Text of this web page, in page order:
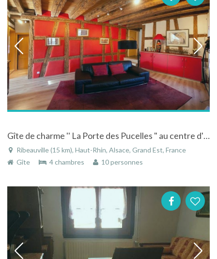
Gîte de charme '' La Porte des Pucelles " au centre d'un village historique
Ribeauville (15 km), Haut-Rhin, Alsace, Grand Est, France
Gîte
4 chambres 10 personnes